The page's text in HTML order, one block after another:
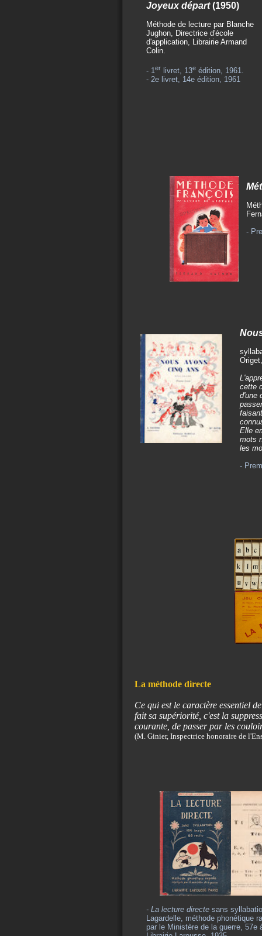
Joyeux départ(1950)
Méthode de lecture par Blanche
Jughon, Directrice d'école
d'application, Librairie Armand
Colin.
- 1er livret, 13e édition, 1961.
- 2e livret, 14e édition, 1961
cette
d'une
Elle
mots
les
-
La méthode directe
Ce qui est le caractère essentiel
fait sa supériorité, c'est la
courante, de passer par les
(M. Ginier, Inspectrice honoraire de
- La lecture directe sans
Lagardelle, méthode phonétique
par le Ministère de la guerre, 57e
-